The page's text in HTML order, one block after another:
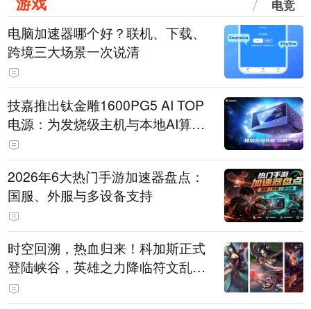
电竞
电脑加速器哪个好？联机、下载、
跨境三大场景一次说清
技嘉推出钛金雕1600PG5 AI TOP
电源：为发烧级主机与本地AI算力
打造旗舰供电方案
2026年6大热门手游加速器盘点：
国服、外服与多设备支持
时空回溯，热血归来！科加斯正式
登陆峡谷，英雄之力降临符文乱
斗！